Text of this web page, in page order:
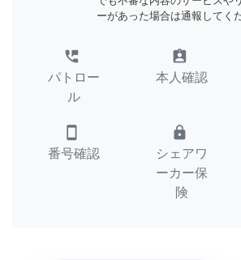
ーがあった場合は通報してく
perm_phone_msg
パトロー
ル
assignment_ind
本人確認
smartphone
番号確認
lock
シェアワ
ーカー保
険